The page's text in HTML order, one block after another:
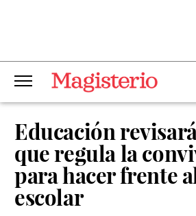
Educación
que regula la
para hacer frente
escolar